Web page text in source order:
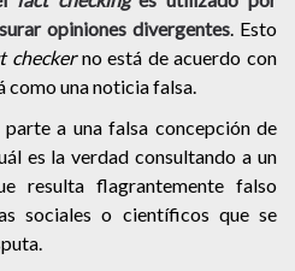
opiniones divergentes. Esto
checkerno está de acuerdo con
como una noticia falsa.
a una falsa concepción de
es la verdad consultando a un
resulta flagrantemente falso
sociales o científicos que se